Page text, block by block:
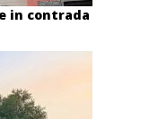
in contrada